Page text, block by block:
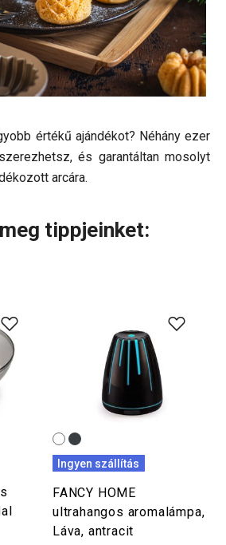
értékű ajándékot? Néhány ezer
és garantáltan mosolyt
arcára.
tippjeinket:
Ingyen szállítás
FANCY HOME
ultrahangos aromalámpa,
Láva, antracit